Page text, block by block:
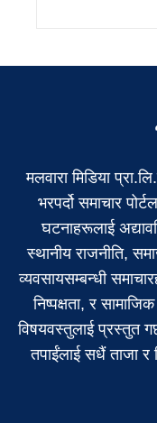
मलवारा मिडिया
भरपर्दो समाचार
घटनाहरूलाई
स्थानीय राजनीति,
व्यवसायसम्बन्धी
निष्पक्षता, र
विषयवस्तुलाई प्रस्तुत
तपाईंलाई सधैं ताजा र